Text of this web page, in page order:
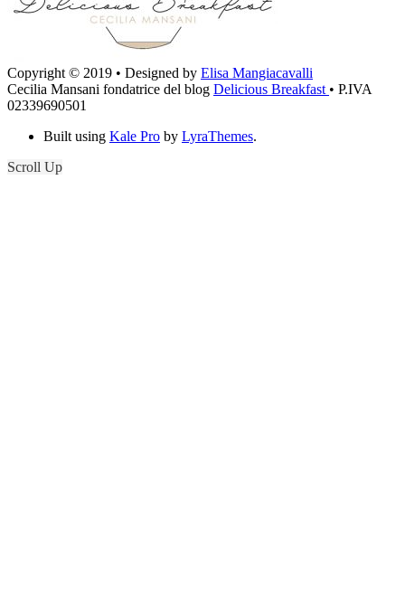
Copyright © 2019 • Designed by Elisa Mangiacavalli
Cecilia Mansani fondatrice del blog Delicious Breakfast • P.IVA
02339690501
Built using Kale Pro by LyraThemes.
Scroll Up